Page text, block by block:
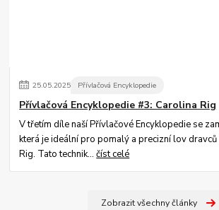
25.05.2025 Přívlačová Encyklopedie
Přívlačová Encyklopedie #3: Carolina Rig
V třetím díle naší Přívlačové Encyklopedie se
která je ideální pro pomalý a precizní lov dravců
Rig. Tato technik...číst celé
Zobrazit všechny články